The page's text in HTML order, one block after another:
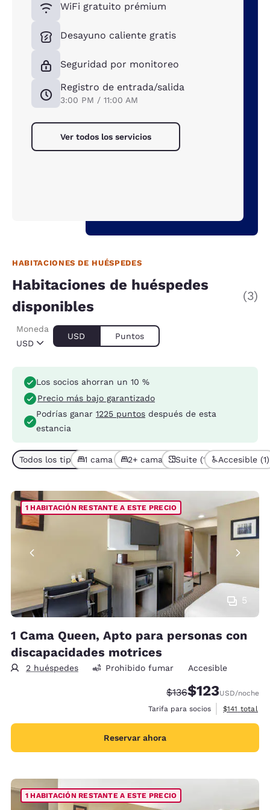
WiFi gratuito prémium
Desayuno caliente gratis
Seguridad por monitoreo
Registro de entrada/salida
3:00 PM / 11:00 AM
Ver todos los servicios
HABITACIONES DE HUÉSPEDES
Habitaciones de huéspedes
disponibles
(3)
USD
Moneda
USD Puntos
Los socios ahorran un 10 %
Precio más bajo garantizado
Podrías ganar 1225 puntos después de esta
estancia
Todos los tipos de habitación (3)
1 cama (2)2+ camas (1)Suite (1) Accesible (1)
5
1 HABITACIÓN RESTANTE A ESTE PRECIO
1 Cama Queen, Apto para personas con
discapacidades motrices
2 huéspedes Prohibido fumar Accesible
Precio tachado:
$136Precio con
$123USD/noche
Tarifa para socios
Ver detalles
$141 total
Reservar ahora
1 HABITACIÓN RESTANTE A ESTE PRECIO